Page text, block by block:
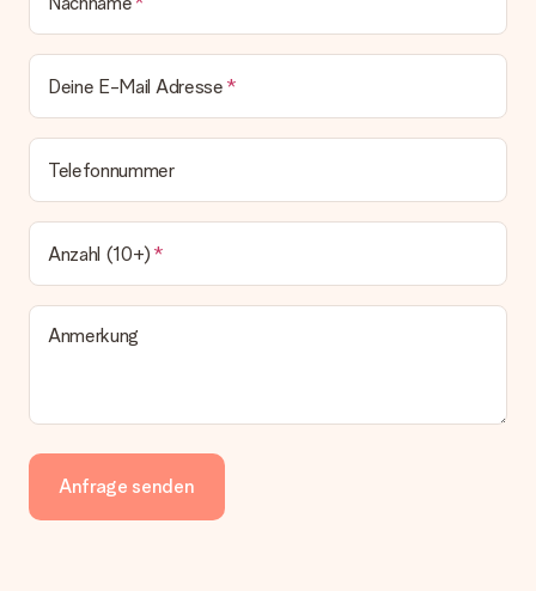
Deine E-Mail Adresse
Telefonnummer
Anzahl (10+)
Anmerkung
Anfrage senden